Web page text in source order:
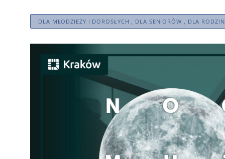
DLA MŁODZIEŻY I DOROSŁYCH , DLA SENIORÓW , DLA